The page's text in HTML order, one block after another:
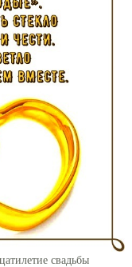
свадьбы